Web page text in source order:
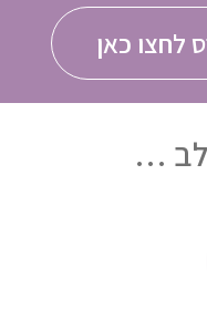
לחצו כאן
לב …